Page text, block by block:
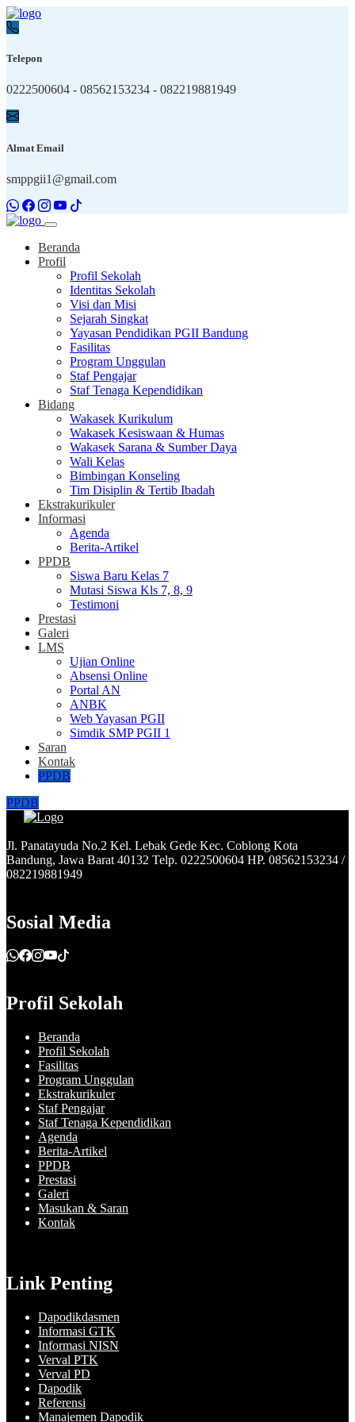
Telepon
0222500604 - 08562153234 - 082219881949
Almat Email
smppgii1@gmail.com
Beranda
Profil
Profil Sekolah
Identitas Sekolah
Visi dan Misi
Sejarah Singkat
Yayasan Pendidikan PGII Bandung
Fasilitas
Program Unggulan
Staf Pengajar
Staf Tenaga Kependidikan
Bidang
Wakasek Kurikulum
Wakasek Kesiswaan & Humas
Wakasek Sarana & Sumber Daya
Wali Kelas
Bimbingan Konseling
Tim Disiplin & Tertib Ibadah
Ekstrakurikuler
Informasi
Agenda
Berita-Artikel
PPDB
Siswa Baru Kelas 7
Mutasi Siswa Kls 7, 8, 9
Testimoni
Prestasi
Galeri
LMS
Ujian Online
Absensi Online
Portal AN
ANBK
Web Yayasan PGII
Simdik SMP PGII 1
Saran
Kontak
PPDB
PPDB
Jl. Panatayuda No.2 Kel. Lebak Gede Kec. Coblong Kota
Bandung, Jawa Barat 40132 Telp. 0222500604 HP. 08562153234 /
082219881949
Sosial Media
Profil Sekolah
Beranda
Profil Sekolah
Fasilitas
Program Unggulan
Ekstrakurikuler
Staf Pengajar
Staf Tenaga Kependidikan
Agenda
Berita-Artikel
PPDB
Prestasi
Galeri
Masukan & Saran
Kontak
Link Penting
Dapodikdasmen
Informasi GTK
Informasi NISN
Verval PTK
Verval PD
Dapodik
Referensi
Manajemen Dapodik